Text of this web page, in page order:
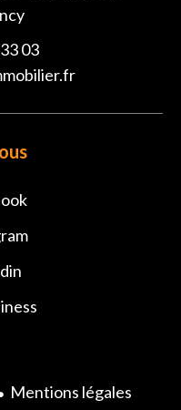
03
Mentions légales